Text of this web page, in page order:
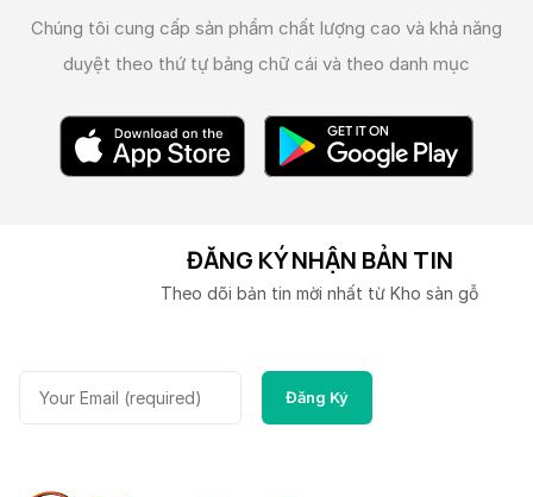
Chúng tôi cung cấp sản phẩm chất lượng cao và khả năng
duyệt theo thứ tự bảng chữ cái và theo danh mục
ĐĂNG KÝ NHẬN BẢN TIN
Theo dõi bản tin mời nhất từ Kho sàn gỗ